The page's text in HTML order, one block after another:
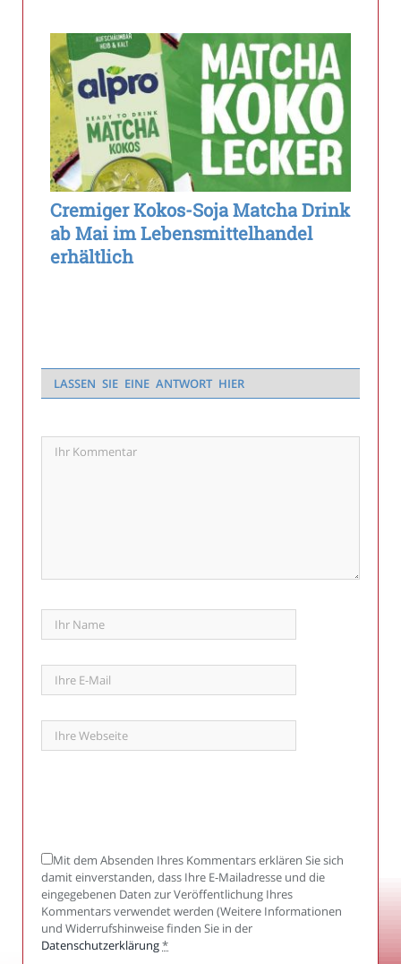
Cremiger Kokos-Soja Matcha Drink
ab Mai im Lebensmittelhandel
erhältlich
LASSEN SIE EINE ANTWORT HIER
Mit dem Absenden Ihres Kommentars erklären Sie sich
damit einverstanden, dass Ihre E-Mailadresse und die
eingegebenen Daten zur Veröffentlichung Ihres
Kommentars verwendet werden (Weitere Informationen
und Widerrufshinweise finden Sie in der
Datenschutzerklärung*